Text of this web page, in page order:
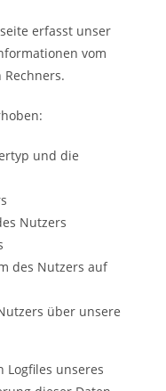
erfasst unser
vom
und die
Nutzers
des Nutzers auf
über unsere
Logfiles unseres